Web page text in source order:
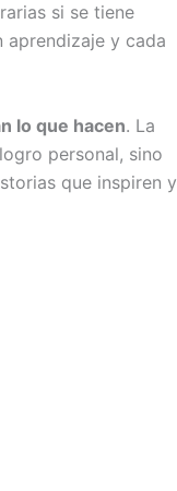
si se tiene
aprendizaje y cada
lo que hacen. La
personal, sino
que inspiren y